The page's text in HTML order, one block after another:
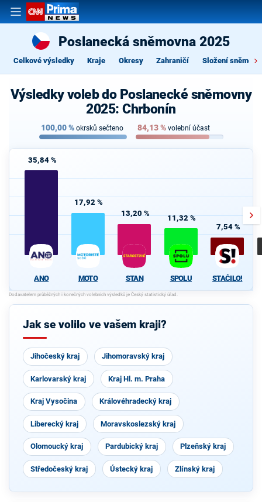
Poslanecká sněmovna 2025
Celkové výsledky Kraje Okresy Zahraničí Složení
Výsledky voleb do Poslanecké sněmovny
2025: Chrbonín
100,00% okrsků sečteno 84,13% volební účast
35,84 %
ANO
17,92 %
MOTO
13,20 %
STAN
11,32 %
SPOLU
7,54 %
STAČILO!
Jak se volilo ve vašem kraji?
Jihočeský kraj Jihomoravský kraj
Karlovarský kraj Kraj Hl. m. Praha
Kraj Vysočina Královéhradecký kraj
Liberecký kraj Moravskoslezský kraj
Olomoucký kraj Pardubický kraj Plzeňský kraj
Středočeský kraj Ústecký kraj Zlínský kraj